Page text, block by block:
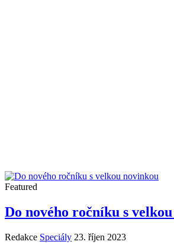
Featured
Do nového ročníku s
Redakce Speciály 23. říjen 2023